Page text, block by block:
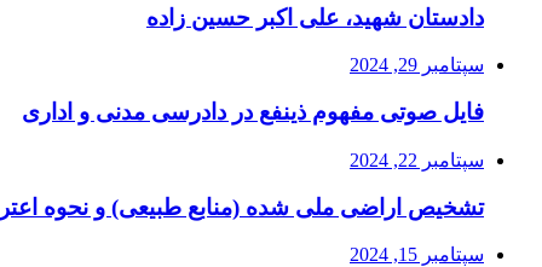
دادستان شهید، علی اکبر حسین زاده
سپتامبر 29, 2024
فایل صوتی مفهوم ذینفع در دادرسی مدنی و اداری
سپتامبر 22, 2024
تشخیص اراضی ملی شده (منابع طبیعی) و نحوه
سپتامبر 15, 2024